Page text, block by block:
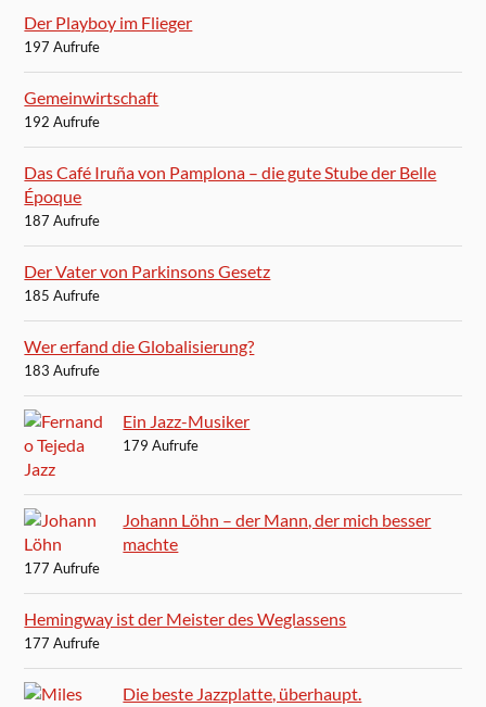
Der Playboy im Flieger
197 Aufrufe
Gemeinwirtschaft
192 Aufrufe
Das Café Iruña von Pamplona – die gute Stube der Belle
Époque
187 Aufrufe
Der Vater von Parkinsons Gesetz
185 Aufrufe
Wer erfand die Globalisierung?
183 Aufrufe
Ein Jazz-Musiker
179 Aufrufe
Johann Löhn – der Mann, der mich besser
machte
177 Aufrufe
Hemingway ist der Meister des Weglassens
177 Aufrufe
Die beste Jazzplatte, überhaupt.